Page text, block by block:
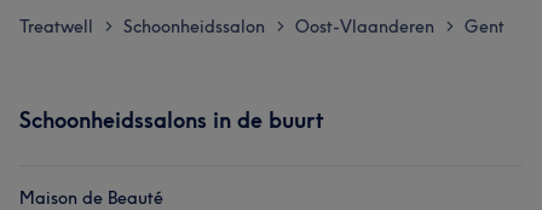
Treatwell > Schoonheidssalon > Oost-Vlaanderen > Gent
Schoonheidssalons in de buurt
Maison de Beauté